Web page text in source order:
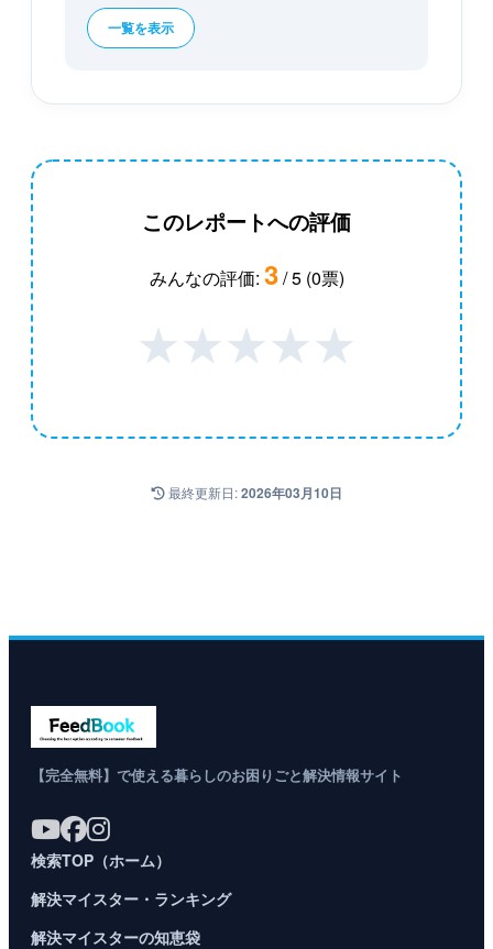
一覧を表示
このレポートへの評価
みんなの評価: 3/ 5 (0票)
★★★★★
最終更新日:2026年03月10日
【完全無料】で使える暮らしのお困りごと解決情報サイト
検索TOP（ホーム）
解決マイスター・ランキング
解決マイスターの知恵袋